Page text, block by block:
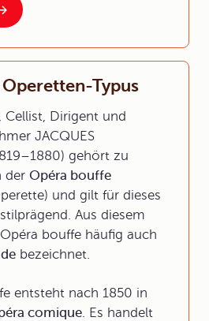
Typus
Cellist, Dirigent und
JACQUES
gehört zu
der Opéra bouffe
und gilt für dieses
Aus diesem
bouffe häufig auch
bezeichnet.
entsteht nach 1850 in
comique. Es handelt